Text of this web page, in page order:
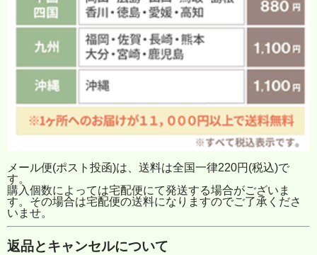
メール便(ポスト投函)は、送料は全国一律220円(税込)で
す。
購入個数によっては宅配便にて発送する場合がございま
す。その場合は宅配便の送料になりますのでご了承くださ
いませ。
返品とキャンセルについて